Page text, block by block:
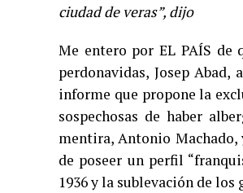
ciudad de veras”, dijo
Me entero por EL PAÍS de
perdonavidas, Josep
informe que propone la
sospechosas de haber
mentira, Antonio Machado,
de poseer un perfil
1936 y la sublevación de